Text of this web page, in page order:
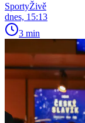
SportyŽivě
dnes, 15:13
3 min